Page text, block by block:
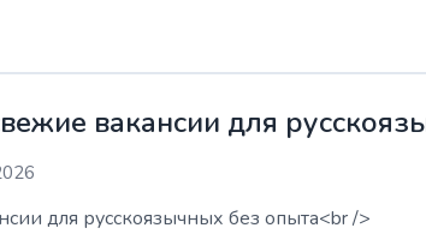
вакансии для
для русскоязычных без опыта<br />